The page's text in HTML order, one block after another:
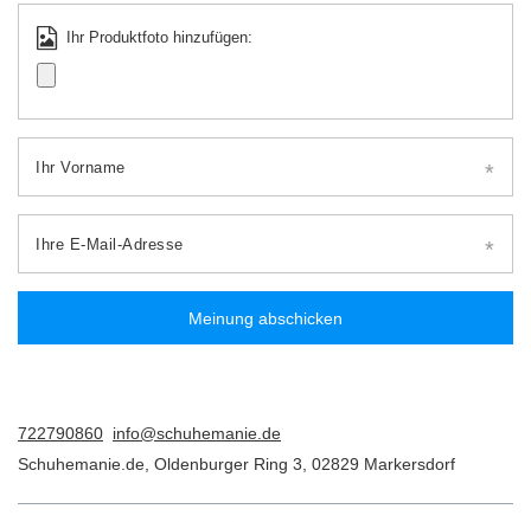
Ihr Produktfoto hinzufügen:
Ihr Vorname
Ihre E-Mail-Adresse
Meinung abschicken
722790860 info@schuhemanie.de
Schuhemanie.de Oldenburger Ring 3 02829 Markersdorf